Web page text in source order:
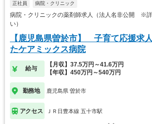
正社員 病院・クリニック
病院・クリニックの薬剤師求人（法人名非公開 ※
い）
【鹿児島県曽於市】 子育て応援求
たケアミックス病院
給与
【月収】37.5万円～41.6万円
【年収】450万円～540万円
勤務地 鹿児島県 曽於市
アクセス ＪＲ日豊本線 五十市駅